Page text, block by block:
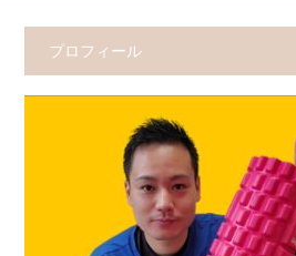
プロフィール